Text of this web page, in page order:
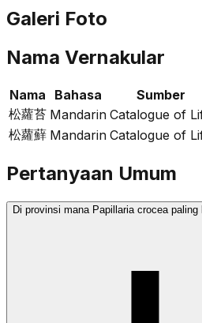
Galeri Foto
Nama Vernakular
Nama Bahasa
Sumber
松蘿苔 Mandarin Catalogue of
松蘿蘚 Mandarin Catalogue of
Pertanyaan Umum
Di provinsi mana Papillaria crocea